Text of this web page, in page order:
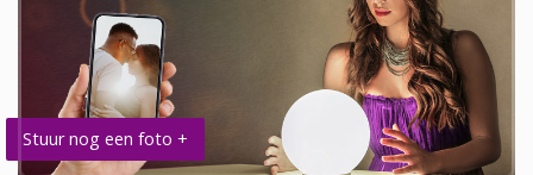
Stuur nog een foto +